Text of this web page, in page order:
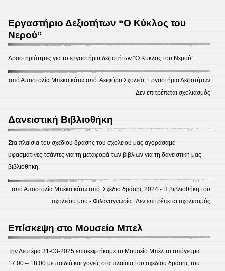
Εργαστήριο Δεξιοτήτων “Ο Κύκλος του
Νερού”
Δραστηριότητες για το εργαστήριο δεξιοτήτων “Ο Κύκλος του Νερού”
απόΑποστολία Μπέκα κάτω από:Αειφόρο Σχολείο, Εργαστήρια Δεξιοτήτων
|Δεν επιτρέπεται σχολιασμός
“Ο
Δανειστική Βιβλιοθήκη
Στα πλαίσια του σχεδίου δράσης του σχολείου μας αγοράσαμε
υφασμάτινες τσάντες για τη μεταφορά των βιβλίων για τη δανειστική μας
βιβλιοθήκη.
απόΑποστολία Μπέκα κάτω από:Σχέδιο δράσης 2024 - Η βιβλιοθήκη του
σχολείου μου - Φιλαναγνωσία |Δεν επιτρέπεται σχολιασμός
Επίσκεψη στο Μουσείο Μπελ
Την Δευτέρα 31-03-2025 επισκεφτήκαμε το Μουσείο Μπέλ το απόγευμα
17.00 – 18.00 με παιδιά και γονείς στα πλαίσια του σχεδίου δράσης του